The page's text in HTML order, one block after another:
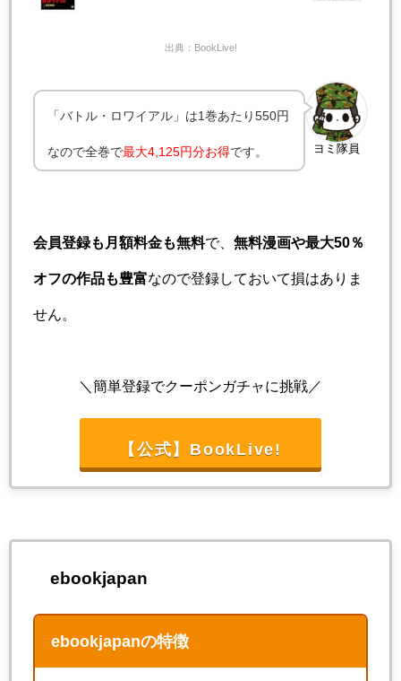
出典：BookLive!
ヨミ隊員
「バトル・ロワイアル」は1巻あたり550円
なので全巻で最大4,125円分お得です。
会員登録も月額料金も無料で、 無料漫画や最大50％
オフの作品も豊富なので登録しておいて損はありま
せん。
＼簡単登録でクーポンガチャに挑戦／
【公式】BookLive!
ebookjapan
ebookjapanの特徴